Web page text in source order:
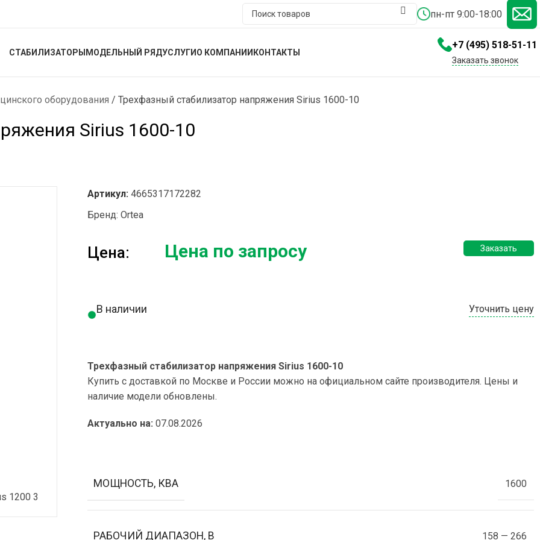
пн-пт 9:00-18:00
СТАБИЛИЗАТОРЫ МОДЕЛЬНЫЙ РЯДУСЛУГИ О КОМПАНИИ КОНТАКТЫ
+7 (495) 518-51-11
Заказать звонок
оборудования / Трехфазный стабилизатор напряжения Sirius 1600-10
Sirius 1600-10
Артикул: 4665317172282
Бренд: Ortea
Цена: Цена по запросу Заказать
В наличии Уточнить цену
Трехфазный стабилизатор напряжения Sirius 1600-10
Купить с доставкой по Москве и России можно на официальном сайте производителя. Цены и
наличие модели обновлены.
Актуально на: 07.08.2026
МОЩНОСТЬ, КВА 1600
РАБОЧИЙ ДИАПАЗОН, В 158 — 266